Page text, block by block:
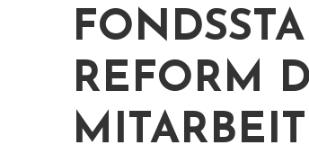
REFORM